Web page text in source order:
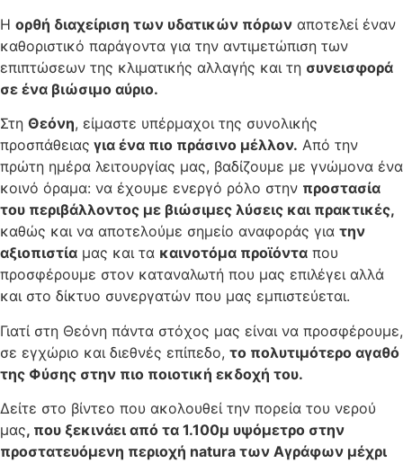
Η ορθή διαχείριση των υδατικών πόρων αποτελεί έναν
καθοριστικό παράγοντα για την αντιμετώπιση των
επιπτώσεων της κλιματικής αλλαγής και τη συνεισφορά
σε ένα βιώσιμο αύριο.
Στη Θεόνη, είμαστε υπέρμαχοι της συνολικής
προσπάθειας για ένα πιο πράσινο μέλλον. Από την
πρώτη ημέρα λειτουργίας μας, βαδίζουμε με γνώμονα ένα
κοινό όραμα: να έχουμε ενεργό ρόλο στην προστασία
του περιβάλλοντος με βιώσιμες λύσεις και πρακτικές,
καθώς και να αποτελούμε σημείο αναφοράς για την
αξιοπιστία μας και τα καινοτόμα προϊόντα που
προσφέρουμε στον καταναλωτή που μας επιλέγει αλλά
και στο δίκτυο συνεργατών που μας εμπιστεύεται.
Γιατί στη Θεόνη πάντα στόχος μας είναι να προσφέρουμε,
σε εγχώριο και διεθνές επίπεδο, το πολυτιμότερο αγαθό
της Φύσης στην πιο ποιοτική εκδοχή του.
Δείτε στο βίντεο που ακολουθεί την πορεία του νερού
μας, που ξεκινάει από τα 1.100μ υψόμετρο στην
προστατευόμενη περιοχή natura των Αγράφων μέχρι